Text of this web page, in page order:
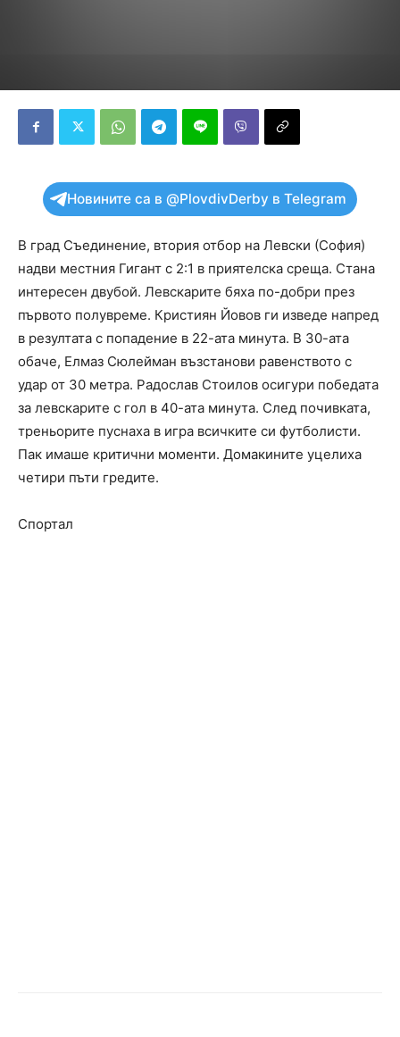
Новините са в @PlovdivDerby в Telegram
В град Съединение, втория отбор на Левски (София)
надви местния Гигант с 2:1 в приятелска среща. Стана
интересен двубой. Левскарите бяха по-добри през
първото полувреме. Кристиян Йовов ги изведе напред
в резултата с попадение в 22-ата минута. В 30-ата
обаче, Елмаз Сюлейман възстанови равенството с
удар от 30 метра. Радослав Стоилов осигури победата
за левскарите с гол в 40-ата минута. След почивката,
треньорите пуснаха в игра всичките си футболисти.
Пак имаше критични моменти. Домакините уцелиха
четири пъти гредите.
Спортал